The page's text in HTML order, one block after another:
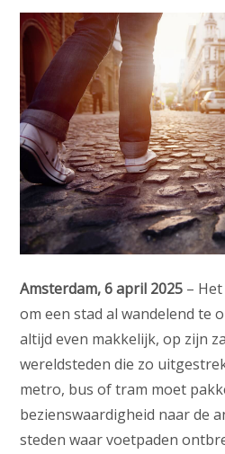
Amsterdam, 6 april 2025 –
om een stad al wandelend te
altijd even makkelijk, op zijn
wereldsteden die zo
metro, bus of tram moet
bezienswaardigheid naar de
steden waar voetpaden